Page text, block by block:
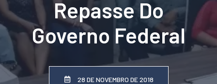
Repasse Do
Governo Federal
28 DE NOVEMBRO DE 2018